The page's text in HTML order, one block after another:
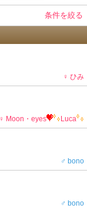
条件を絞る
♀ ひみ
♀ Moon・eyes Luca
♂ bono
♂ bono